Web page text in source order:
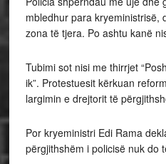
mbledhur para kryeministrisë,
zona të tjera. Po ashtu kanë
Tubimi sot nisi me thirrjet
ik”. Protestuesit kërkuan
largimin e drejtorit të
Por kryeministri Edi Rama
përgjithshëm i policisë nuk do